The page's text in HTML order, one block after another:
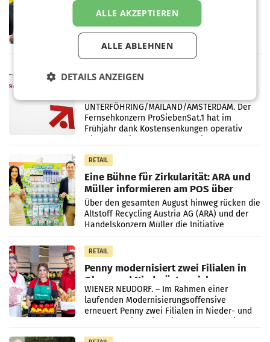
ersten Halbjahr trotz schwachem
Briefgeschäft
WIEN Die Österreichische Post AG hat im
ersten Halbjahr 2026 einen Konzernumsatz
von 1.544,0 Mio. EUR erwirtschaftet, was
einem Plus von 3,8 Prozent gegenüber dem
überraschend viel Gewinn
UNTERFÖHRING/MAILAND/AMSTERDAM. Der
Fernsehkonzern ProSiebenSat.1 hat im
Frühjahr dank Kostensenkungen operativ
RETAIL
Eine Bühne für Zirkularität: ARA und
Müller informieren am POS über
Kreislauffähigkeit
Über den gesamten August hinweg rücken die
Altstoff Recycling Austria AG (ARA) und der
Handelskonzern Müller die Initiative
„Kreislauf-Helden“ in allen österreichischen
Müller-Filialen
RETAIL
Penny modernisiert zwei Filialen in
Ober- und Niederösterreich
WIENER NEUDORF. – Im Rahmen einer
laufenden Modernisierungsoffensive
erneuert Penny zwei Filialen in Nieder- und
ALLE AKZEPTIEREN
ALLE ABLEHNEN
DETAILS ANZEIGEN